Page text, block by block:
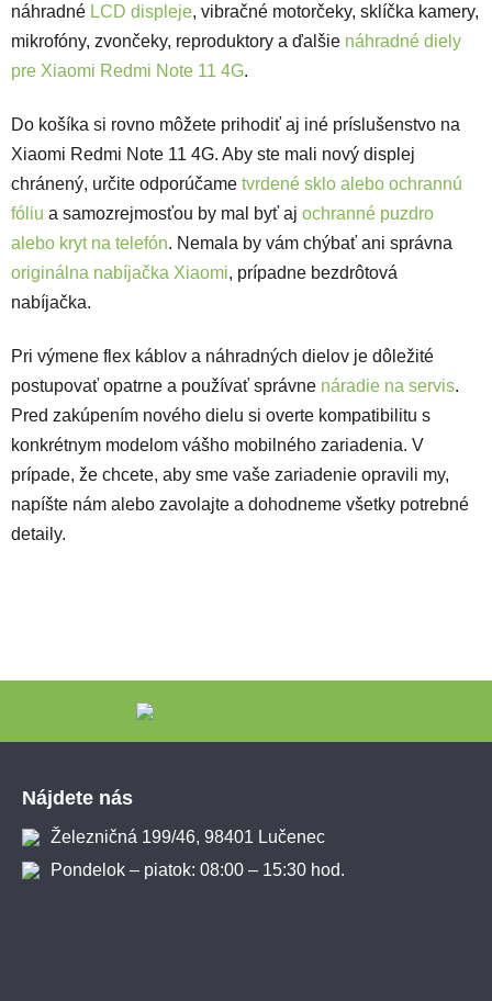
náhradné LCD displeje, vibračné motorčeky, sklíčka kamery,
mikrofóny, zvončeky, reproduktory a ďalšie náhradné diely
pre Xiaomi Redmi Note 11 4G.
Do košíka si rovno môžete prihodiť aj iné príslušenstvo na
Xiaomi Redmi Note 11 4G. Aby ste mali nový displej
chránený, určite odporúčame tvrdené sklo alebo ochrannú
fóliu a samozrejmosťou by mal byť aj ochranné puzdro
alebo kryt na telefón. Nemala by vám chýbať ani správna
originálna nabíjačka Xiaomi, prípadne bezdrôtová
nabíjačka.
Pri výmene flex káblov a náhradných dielov je dôležité
postupovať opatrne a používať správne náradie na servis.
Pred zakúpením nového dielu si overte kompatibilitu s
konkrétnym modelom vášho mobilného zariadenia. V
prípade, že chcete, aby sme vaše zariadenie opravili my,
napíšte nám alebo zavolajte a dohodneme všetky potrebné
detaily.
Nájdete nás
Železničná 199/46, 98401 Lučenec
Pondelok – piatok: 08:00 – 15:30 hod.